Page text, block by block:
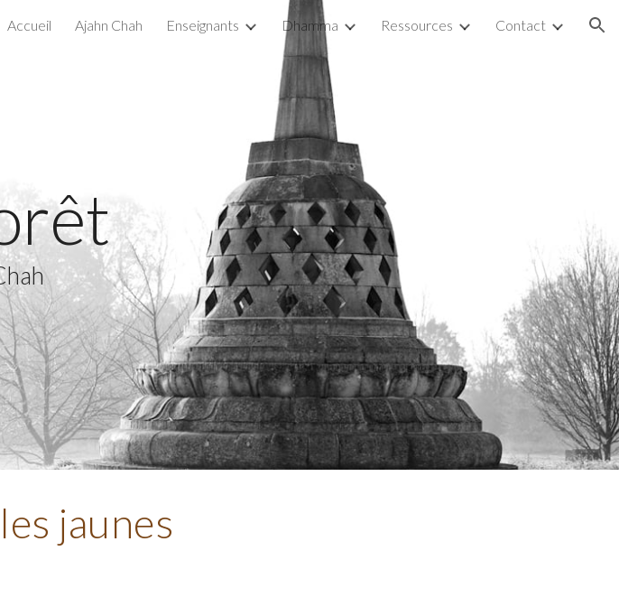
Skip to navigation
Accueil Ajahn Chah Enseignants Dhamma Ressources Contact
jaunes